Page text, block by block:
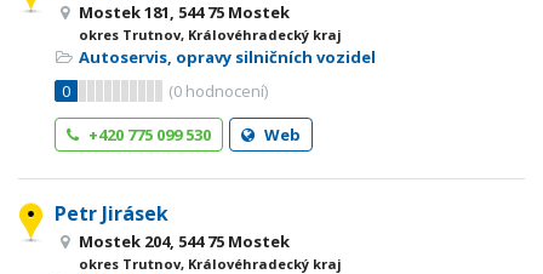
Mostek 181, 544 75 Mostek
okres Trutnov, Královéhradecký kraj
Autoservis, opravy silničních vozidel
0
(0 hodnocení)
+420 775 099 530
Web
Petr Jirásek
Mostek 204, 544 75 Mostek
okres Trutnov, Královéhradecký kraj